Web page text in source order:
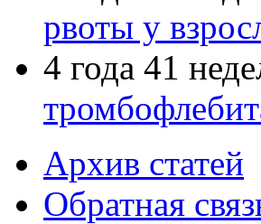
рвоты у
4 года 41
Архив статей
Обратная